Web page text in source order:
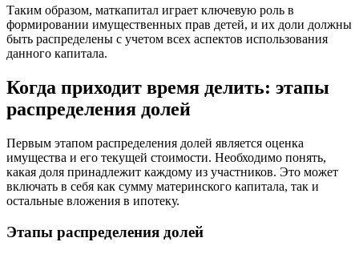
Таким образом, маткапитал играет ключевую роль в
формировании имущественных прав детей, и их доли должны
быть распределены с учетом всех аспектов использования
данного капитала.
Когда приходит время делить: этапы
распределения долей
Первым этапом распределения долей является оценка
имущества и его текущей стоимости. Необходимо понять,
какая доля принадлежит каждому из участников. Это может
включать в себя как сумму материнского капитала, так и
остальные вложения в ипотеку.
Этапы распределения долей